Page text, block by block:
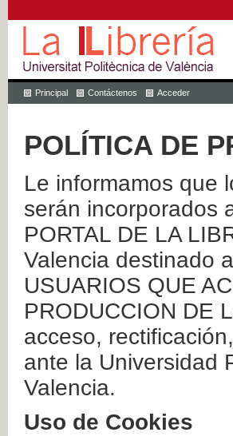
Principal Contáctenos Acceder
POLÍTICA DE
Le informamos que
serán incorporados
PORTAL DE LA
Valencia destinado
USUARIOS QUE
PRODUCCION DE
acceso,
ante la Universidad
Valencia.
Uso de Cookies